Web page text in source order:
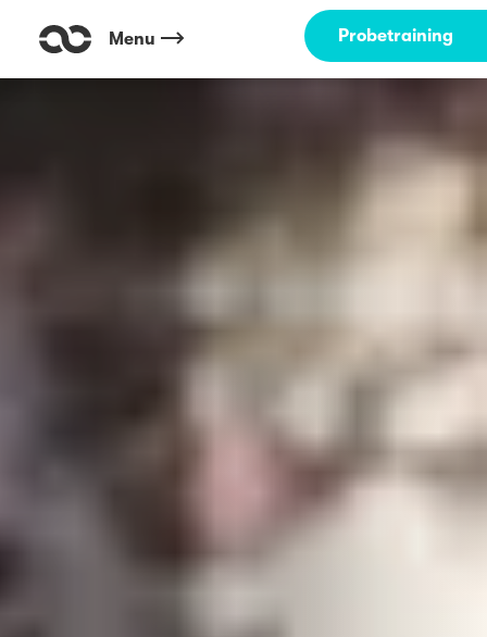
Menu Probetraining